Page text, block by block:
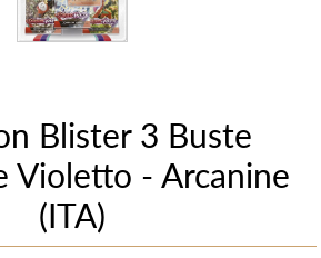
Blister 3 Buste
Violetto - Arcanine
(ITA)